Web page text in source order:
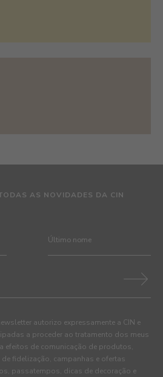
AS NOVIDADES DA CIN
autorizo expressamente a CIN e
a proceder ao tratamento dos meus
efeitos de comunicação de produtos,
fidelização, campanhas e ofertas
passatempos, dicas de decoração e